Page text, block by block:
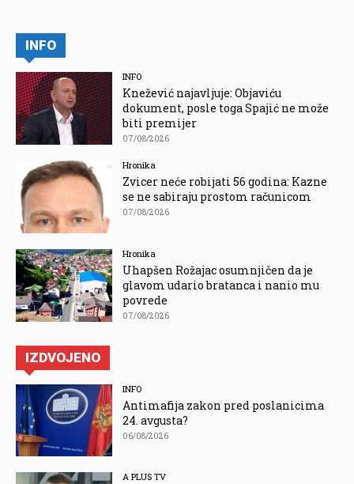
INFO
INFO
Knežević najavljuje: Objaviću
dokument, posle toga Spajić ne može
biti premijer
07/08/2026
Hronika
Zvicer neće robijati 56 godina: Kazne
se ne sabiraju prostom računicom
07/08/2026
Hronika
Uhapšen Rožajac osumnjičen da je
glavom udario bratanca i nanio mu
povrede
07/08/2026
IZDVOJENO
INFO
Antimafija zakon pred poslanicima
24. avgusta?
06/08/2026
A PLUS TV